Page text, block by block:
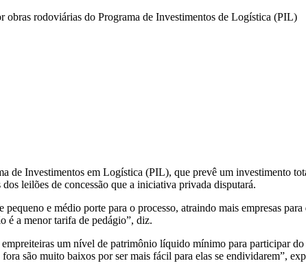
rodoviárias do Programa de Investimentos de Logística (PIL)
de Investimentos em Logística (PIL), que prevê um investimento
leilões de concessão que a iniciativa privada disputará.
e médio porte para o processo, atraindo mais empresas
é a menor tarifa de pedágio”, diz.
um nível de patrimônio líquido mínimo para participar do
são muito baixos por ser mais fácil para elas se endividarem”,